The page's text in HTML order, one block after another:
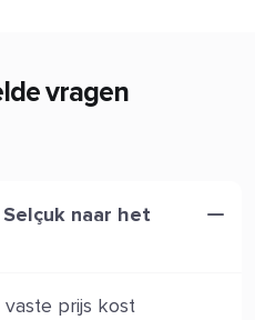
vragen
naar het
prijs kost